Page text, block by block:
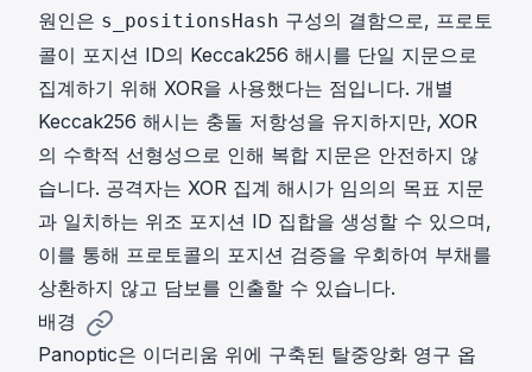
원인은 s_positionsHash 구성의 결함으로, 프로토
콜이 포지션 ID의 Keccak256 해시를 단일 지문으로
집계하기 위해 XOR을 사용했다는 점입니다. 개별
Keccak256 해시는 충돌 저항성을 유지하지만, XOR
의 수학적 선형성으로 인해 복합 지문은 안전하지 않
습니다. 공격자는 XOR 집계 해시가 임의의 목표 지문
과 일치하는 위조 포지션 ID 집합을 생성할 수 있으며,
이를 통해 프로토콜의 포지션 검증을 우회하여 부채를
상환하지 않고 담보를 인출할 수 있습니다.
배경
Panoptic은 이더리움 위에 구축된 탈중앙화 영구 옵